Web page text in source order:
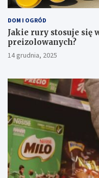
DOM I OGRÓD
Jakie rury stosuje się
preizolowanych?
14 grudnia, 2025